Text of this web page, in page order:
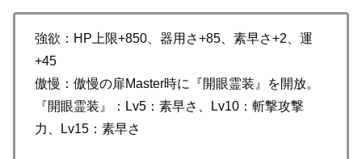
強欲：HP上限+850、器用さ+85、素早さ+2、運
+45
傲慢：傲慢の扉Master時に『開眼霊装』を開放。
『開眼霊装』：Lv5：素早さ、Lv10：斬撃攻撃
力、Lv15：素早さ